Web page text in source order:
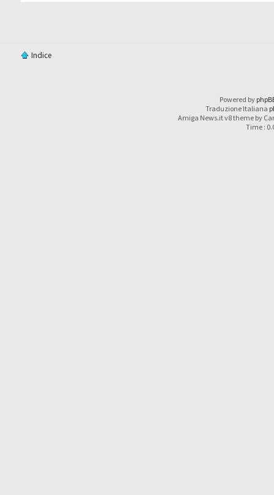
Indice
Powered by
Traduzione Italiana
Amiga News.it v8 theme by
Time :